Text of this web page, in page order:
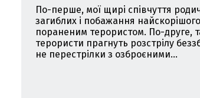
По-перше, мої щирі співчуття
загиблих і побажання
пораненим терористом. По-друге,
терористи прагнуть розстрілу
не перестрілки з озброєними...